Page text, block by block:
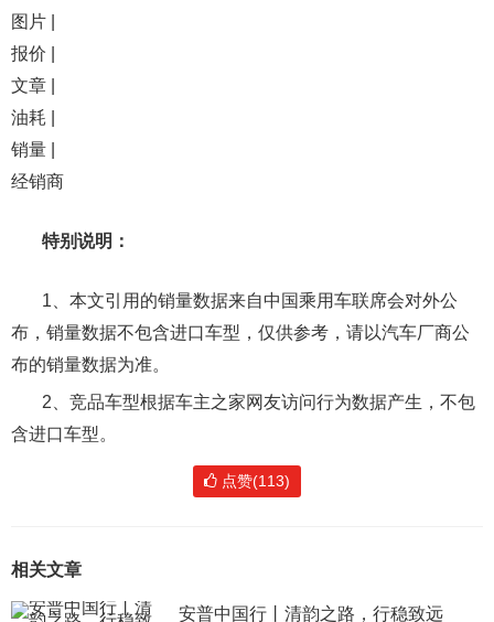
图片 |
报价 |
文章 |
油耗 |
销量 |
经销商
特别说明：
1、本文引用的销量数据来自中国乘用车联席会对外公
布，销量数据不包含进口车型，仅供参考，请以汽车厂商公
布的销量数据为准。
2、竞品车型根据车主之家网友访问行为数据产生，不包
含进口车型。
点赞(113)
相关文章
安普中国行丨清韵之路，行稳致远